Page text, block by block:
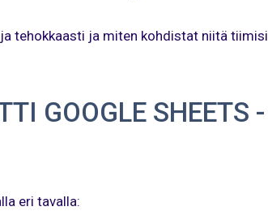
tehokkaasti ja miten kohdistat niitä tiimisi
GOOGLE SHEETS -
eri tavalla: